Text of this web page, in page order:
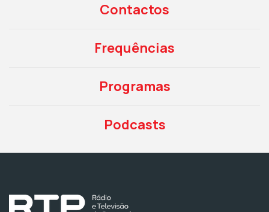
Contactos
Frequências
Programas
Podcasts